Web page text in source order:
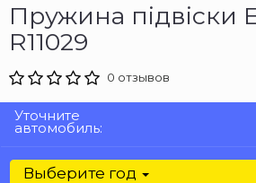
Пружина підвіски
R11029
0 отзывов
Уточните
автомобиль:
Выберите год